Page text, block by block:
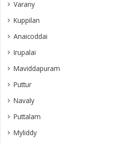
Varany
Kuppilan
Anaicoddai
Irupalai
Maviddapuram
Puttur
Navaly
Puttalam
Myliddy